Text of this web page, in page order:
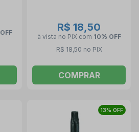
R$ 18,50
à vista no PIX com 10% OFF
R$ 18,50 no PIX
COMPRAR
13% OFF